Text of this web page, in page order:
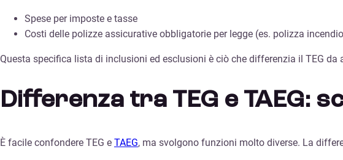
Spese per imposte e tasse
Costi delle polizze assicurative obbligatorie per legge (es. polizza
Questa specifica lista di inclusioni ed esclusioni è ciò che differenzia il TEG da
Differenza tra TEG e TAEG:
È facile confondere TEG e TAEG, ma svolgono funzioni molto diverse. La